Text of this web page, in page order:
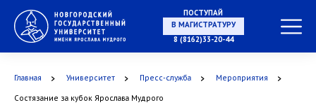
ПОСТУПАЙ
В МАГИСТРАТУРУ
8 (8162)33-20-44
Главная Университет Пресс-служба Мероприятия
Состязание за кубок Ярослава Мудрого